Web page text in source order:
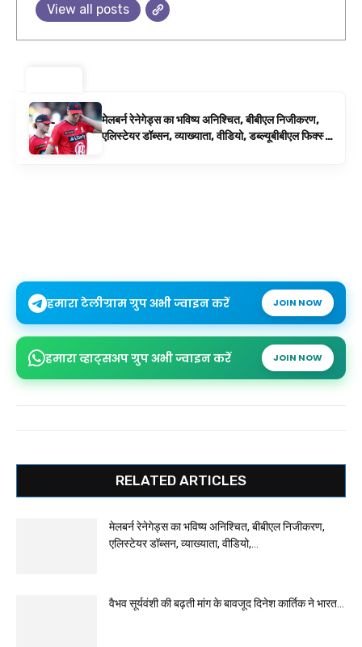
View all posts
मेलबर्न रेनेगेड्स का भविष्य अनिश्चित, बीबीएल निजीकरण,
एलिस्टेयर डॉब्सन, व्याख्याता, वीडियो, डब्ल्यूबीबीएल फिक्स्चर
हमारा टेलीग्राम ग्रुप अभी ज्वाइन करें JOIN NOW
हमारा व्हाट्सअप ग्रुप अभी ज्वाइन करें JOIN NOW
RELATED ARTICLES
मेलबर्न रेनेगेड्स का भविष्य अनिश्चित, बीबीएल निजीकरण,
एलिस्टेयर डॉब्सन, व्याख्याता, वीडियो,...
वैभव सूर्यवंशी की बढ़ती मांग के बावजूद दिनेश कार्तिक ने भारत...